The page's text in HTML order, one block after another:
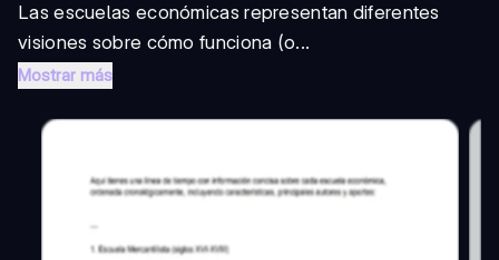
Las escuelas económicas representan diferentes
visiones sobre cómo funciona (o...
Mostrar más